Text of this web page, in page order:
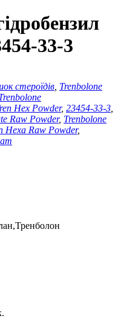
33-3
стероїдів Trenbolone
Hex Powder, 23454-33-3
Raw Powder, Trenbolone
Hexa Raw Powder,